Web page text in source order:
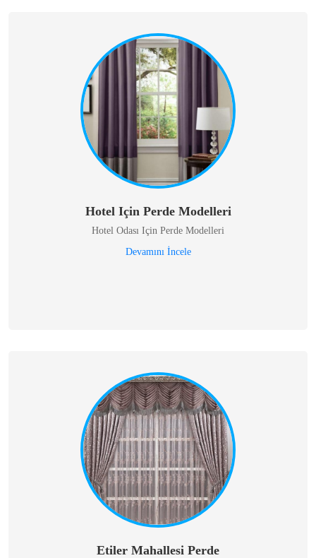
Hotel Için Perde Modelleri
Hotel Odası Için Perde Modelleri
Devamını İncele
Etiler Mahallesi Perde